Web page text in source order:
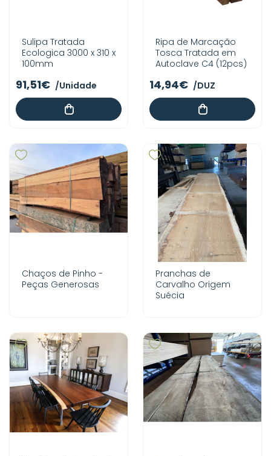
Sulipa Tratada
Ecologica 3000 x 310 x
100mm
91,51€ /Unidade
Ripa de Marcação
Tosca Tratada em
Autoclave C4 (12pcs)
14,94€ /DUZ
Chaços de Pinho -
Peças Generosas
Pranchas de
Carvalho Origem
Suécia